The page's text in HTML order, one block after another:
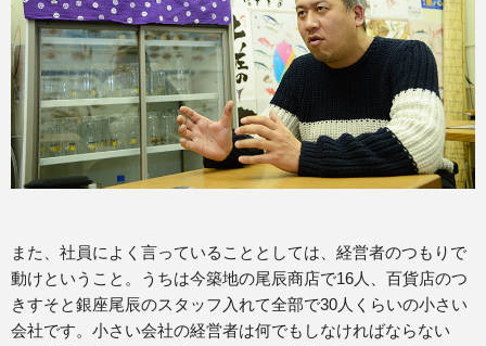
また、社員によく言っていることとしては、経営者のつもりで
動けということ。うちは今築地の尾辰商店で16人、百貨店のつ
きすそと銀座尾辰のスタッフ入れて全部で30人くらいの小さい
会社です。小さい会社の経営者は何でもしなければならない